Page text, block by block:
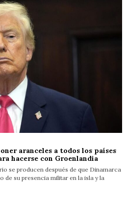
aranceles a todos los países
hacerse con Groenlandia
se producen después de que Dinamarca
de su presencia militar en la isla y la